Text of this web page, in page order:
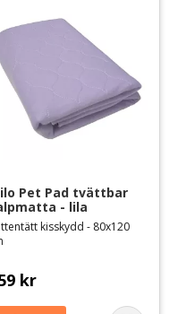
Pet Pad tvättbar
- lila
kisskydd - 80x120
kr